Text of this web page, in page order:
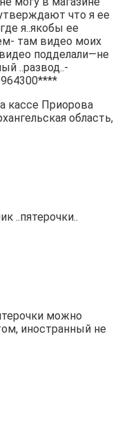
что я ее
я..якобы ее
там видео моих
подделали—не
..развод..-
964300****
кассе Приорова
область,
..пятерочки..
можно
иностранный не